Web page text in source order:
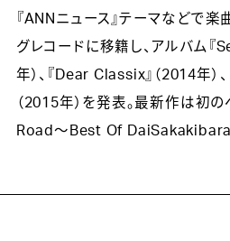
『ANNニュース』テーマなどで楽
グレコードに移籍し、アルバム『
年）、『Dear Classix』（2014年
（2015年）を発表。最新作は初の
Road〜Best Of DaiSakakibara〜